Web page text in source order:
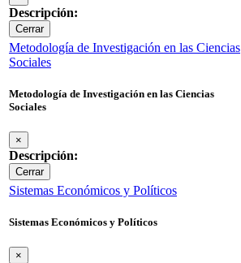
Descripción:
Cerrar
Metodología de Investigación en las Ciencias
Sociales
Metodología de Investigación en las Ciencias
Sociales
×
Descripción:
Cerrar
Sistemas Económicos y Políticos
Sistemas Económicos y Políticos
×